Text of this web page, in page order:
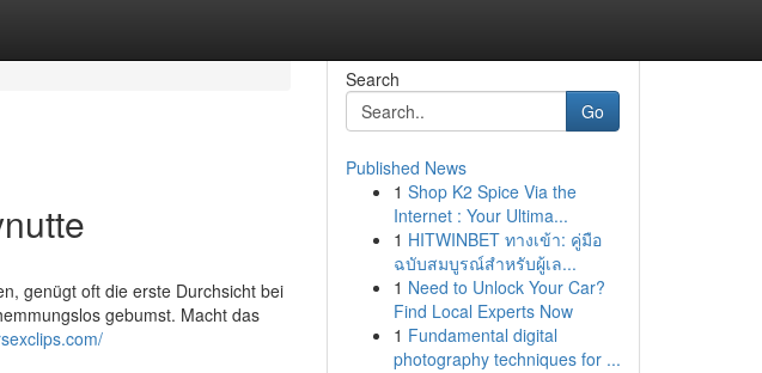
genügt oft die erste Durchsicht bei
gebumst. Macht das
Search
Go
Published News
1 Shop K2 Spice Via the
Internet : Your Ultima...
1 HITWINBET ทางเข้า: คู่มือ
ฉบับสมบูรณ์สำหรับผู้เล...
1 Need to Unlock Your Car?
Find Local Experts Now
1 Fundamental digital
photography techniques for ...